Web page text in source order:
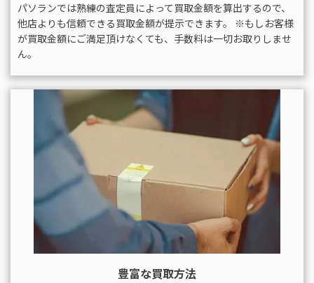
パソランでは熟練の査定員によって買取金額を算出するので、
他店よりも信頼できる買取金額が提示できます。 ※もしお客様
が買取金額にご満足頂けなくても、手数料は一切お取りしませ
ん。
豊富な買取方法